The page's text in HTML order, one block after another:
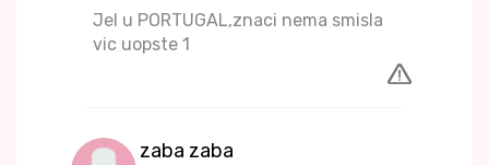
Jel u PORTUGAL,znaci nema smisla
vic uopste 1
zaba zaba